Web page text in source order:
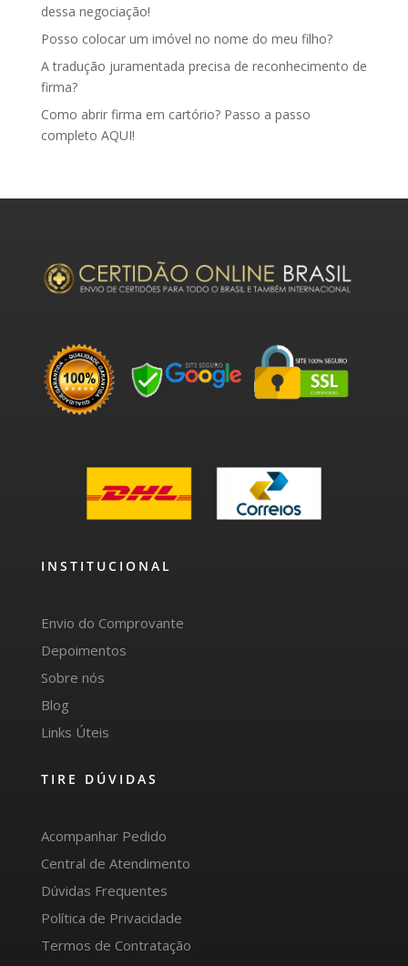
dessa negociação!
Posso colocar um imóvel no nome do meu filho?
A tradução juramentada precisa de reconhecimento de
firma?
Como abrir firma em cartório? Passo a passo
completo AQUI!
INSTITUCIONAL
Envio do Comprovante
Depoimentos
Sobre nós
Blog
Links Úteis
TIRE DÚVIDAS
Acompanhar Pedido
Central de Atendimento
Dúvidas Frequentes
Política de Privacidade
Termos de Contratação